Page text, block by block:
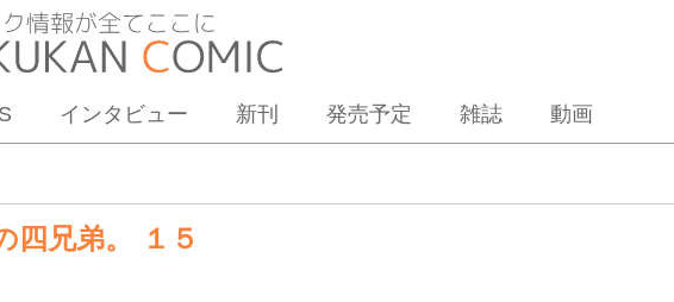
インタビュー 新刊 発売予定 雑誌 動画
四兄弟。 １５